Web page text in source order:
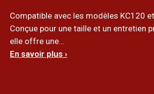
Compatible avec les modèles KC120
Conçue pour une taille et un entretien
elle offre une...
En savoir plus ›